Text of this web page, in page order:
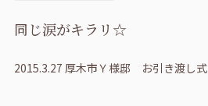
同じ涙がキラリ☆
2015.3.27 厚木市Ｙ様邸 お引き渡し式